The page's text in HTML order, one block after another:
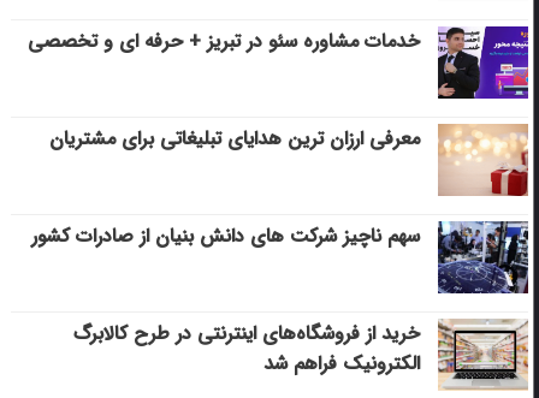
خدمات مشاوره سئو در تبریز + حرفه ای و تخصصی
معرفی ارزان ترین هدایای تبلیغاتی برای مشتریان
سهم ناچیز شرکت های دانش بنیان از صادرات کشور
خرید از فروشگاه‌های اینترنتی در طرح کالابرگ
الکترونیک فراهم شد